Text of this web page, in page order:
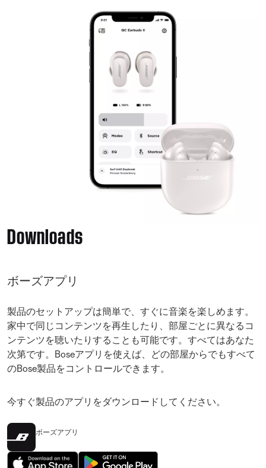
Downloads
ボーズアプリ
製品のセットアップは簡単で、すぐに音楽を楽しめます。
家中で同じコンテンツを再生したり、部屋ごとに異なるコ
ンテンツを聴いたりすることも可能です。すべてはあなた
次第です。Boseアプリを使えば、どの部屋からでもすべて
のBose製品をコントロールできます。
今すぐ製品のアプリをダウンロードしてください。
ボーズアプリ